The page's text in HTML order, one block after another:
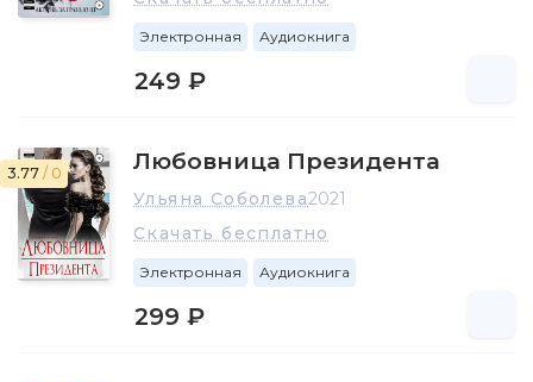
Электронная Аудиокнига
249 ₽
3.77 / 0 Любовница Президента
Ульяна Соболева2021
Скачать бесплатно
Электронная Аудиокнига
299 ₽